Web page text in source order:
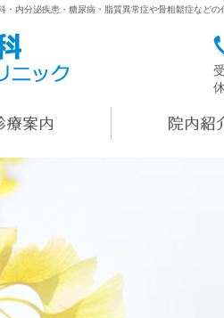
内分泌疾患・糖尿病・脂質異常症や骨粗鬆症など